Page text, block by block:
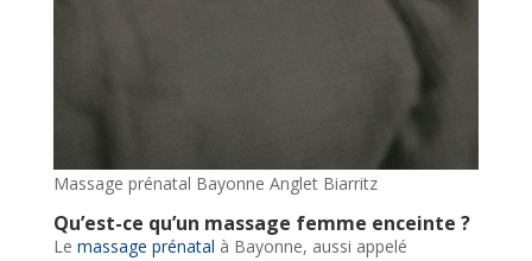
Massage prénatal Bayonne Anglet Biarritz
Qu’est-ce qu’un massage femme enceinte ?
Le massage prénatal à Bayonne, aussi appelé